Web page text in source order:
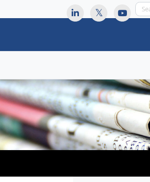
see our privacy policy for details